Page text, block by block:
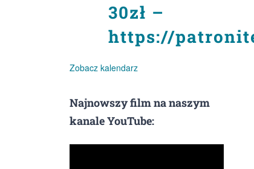
30zł –
https://
Zobacz kalendarz
Najnowszy film na naszym
kanale YouTube: